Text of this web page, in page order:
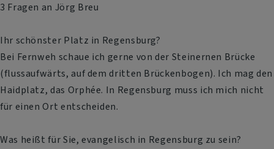
3 Fragen an Jörg Breu
Ihr schönster Platz in Regensburg?
Bei Fernweh schaue ich gerne von der Steinernen Brücke
(flussaufwärts, auf dem dritten Brückenbogen). Ich mag den
Haidplatz, das Orphée. In Regensburg muss ich mich nicht
für einen Ort entscheiden.
Was heißt für Sie, evangelisch in Regensburg zu sein?